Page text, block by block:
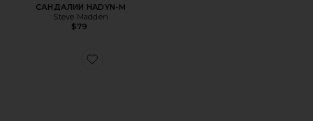
САНДАЛИИ HADYN-M
Steve Madden
$79
Favorite КРОССОВКИ ADORED